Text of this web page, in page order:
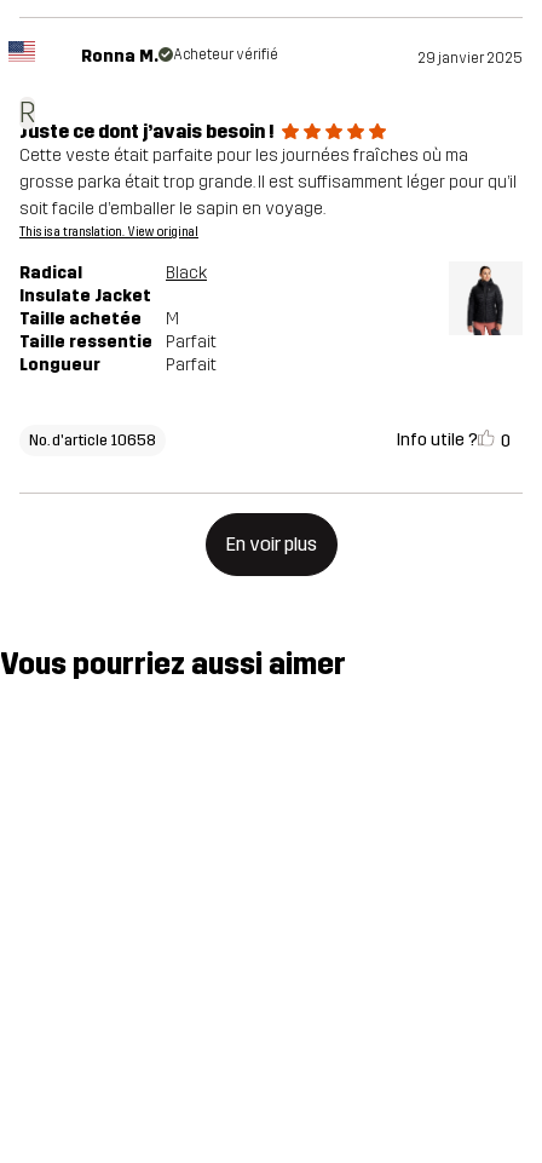
R
Ronna M. Acheteur vérifié 29 janvier 2025
Juste ce dont j’avais besoin !
Cette veste était parfaite pour les journées fraîches où ma
grosse parka était trop grande. Il est suffisamment léger pour qu’il
soit facile d’emballer le sapin en voyage.
This is a translation. View original
Radical
Insulate Jacket
Black
Taille achetée
M
Taille ressentie
Parfait
Longueur
Parfait
No. d'article 10658 Info utile ? 0
En voir plus
Vous pourriez aussi aimer